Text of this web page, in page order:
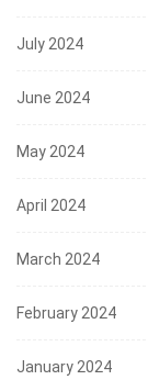
July 2024
June 2024
May 2024
April 2024
March 2024
February 2024
January 2024